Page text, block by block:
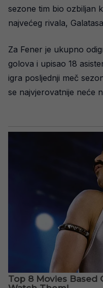
sezone tim bio ozbiljan
najvećeg rivala,
Za Fener je ukupno
golova i upisao 18
igra posljednji meč
se najvjerovatnije neće